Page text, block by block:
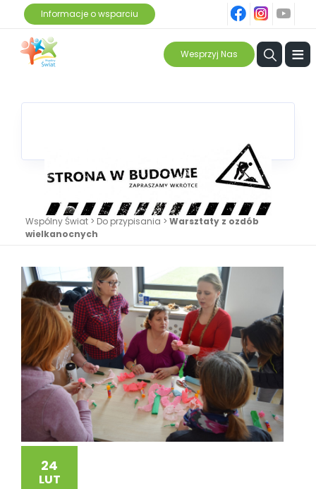
Informacje o wsparciu
ins
Wesprzyj Nas ≡
Wspólny Świat > Do przypisania > Warsztaty z ozdób
wielkanocnych
24
LUT